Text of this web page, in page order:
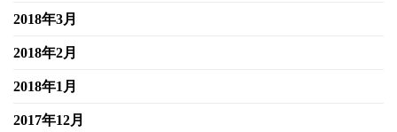
2018年3月
2018年2月
2018年1月
2017年12月